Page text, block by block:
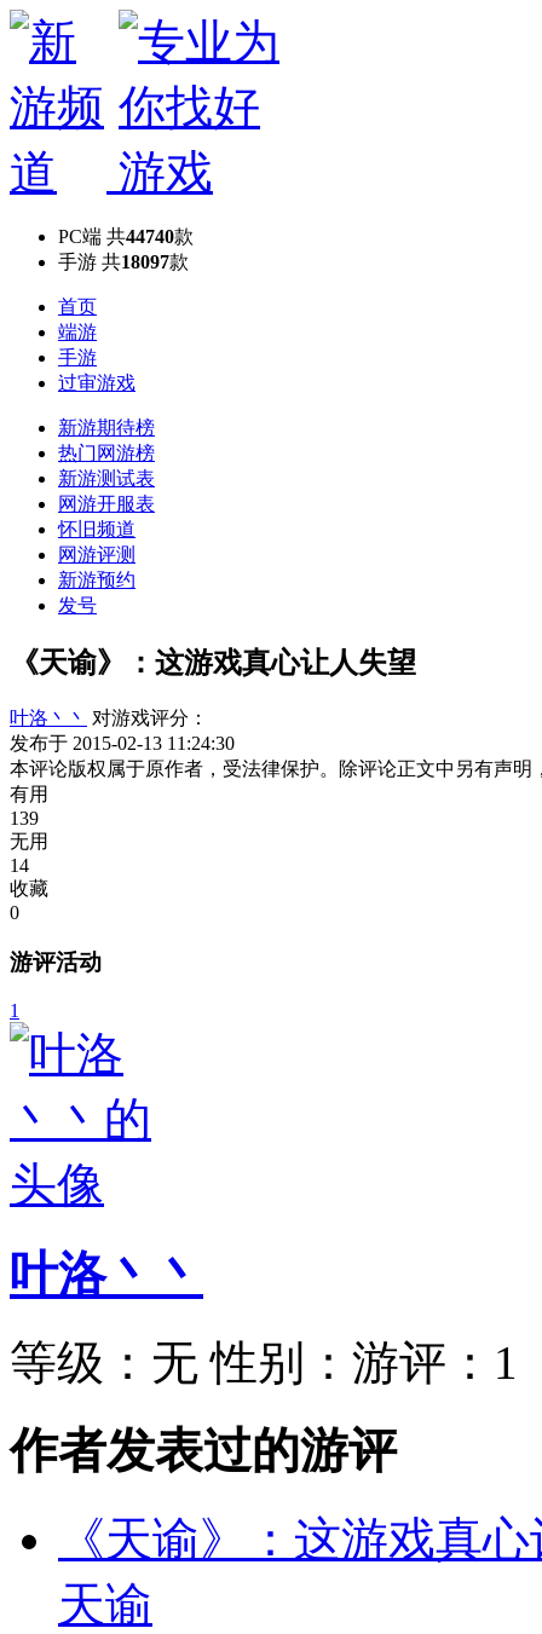
PC端 共44740款
手游 共18097款
首页
端游
手游
过审游戏
新游期待榜
热门网游榜
新游测试表
网游开服表
怀旧频道
网游评测
新游预约
发号
《天谕》：这游戏真心让人失望
叶洛丶丶
对游戏评分：
发布于 2015-02-13 11:24:30
本评论版权属于原作者，受法律保护。除评论正文中另有声
有用
139
无用
14
收藏
0
游评活动
1
叶洛丶丶
等级： 无 性别： 游评： 1
作者发表过的游评
《天谕》：这游戏真
天谕